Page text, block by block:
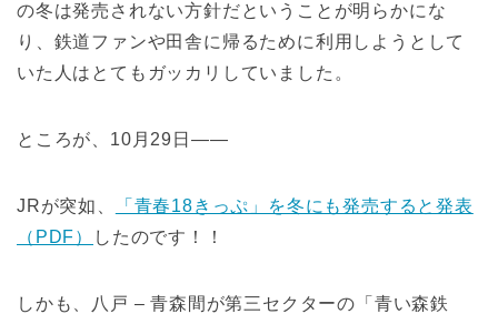
の冬は発売されない方針だということが明らかにな
り、鉄道ファンや田舎に帰るために利用しようとして
いた人はとてもガッカリしていました。
ところが、10月29日――
JRが突如、
「青春18きっぷ」を冬にも発売すると発表
（PDF）
したのです！！
しかも、八戸 – 青森間が第三セクターの「青い森鉄